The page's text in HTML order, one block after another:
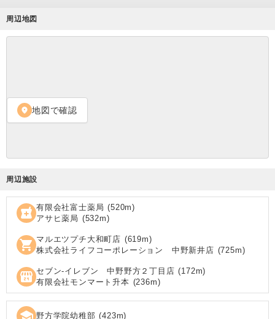
周辺地図
location_on 地図で確認
周辺施設
local_pharmacy 有限会社富士薬局 (520m)
アサヒ薬局 (532m)
shopping_cart マルエツプチ大和町店 (619m)
株式会社ライフコーポレーション 中野新井店 (725m)
local_convenience_store セブン‐イレブン 中野野方２丁目店 (172m)
有限会社モンマート升本 (236m)
school 野方学院幼稚部 (423m)